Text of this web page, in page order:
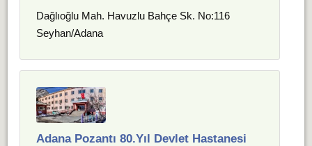
Dağlıoğlu Mah. Havuzlu Bahçe Sk. No:116
Seyhan/Adana
Adana Pozantı 80.Yıl Devlet Hastanesi